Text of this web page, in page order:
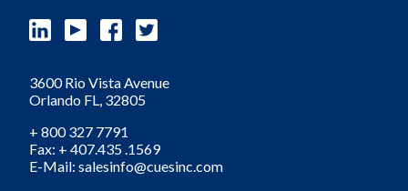
3600 Rio Vista Avenue
Orlando FL, 32805
+ 800 327 7791
Fax: + 407.435 .1569
E-Mail: salesinfo@cuesinc.com